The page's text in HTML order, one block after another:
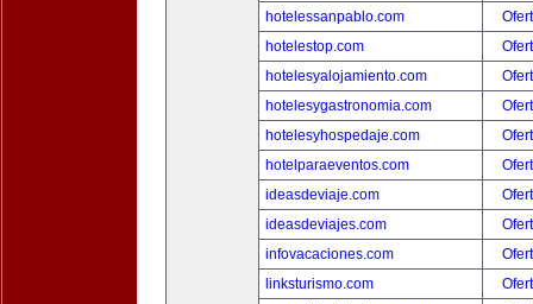
hotelessanpablo.com
hotelestop.com
hotelesyalojamiento.com
hotelesygastronomia.com
hotelesyhospedaje.com
hotelparaeventos.com
ideasdeviaje.com
ideasdeviajes.com
infovacaciones.com
linksturismo.com